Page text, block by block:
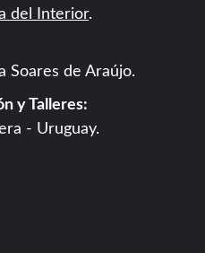
del Interior.
Soares de Araújo.
y Talleres:
- Uruguay.